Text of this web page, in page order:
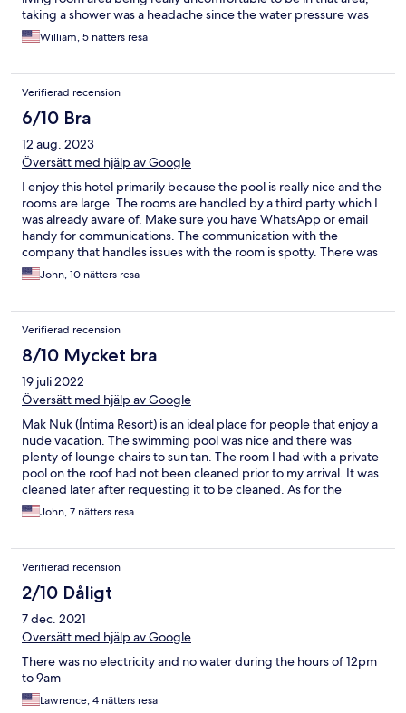
taking a shower was a headache since the water pressure was
very low or minimal the technician who checked it said that it
was a worn and obsolete mechanism and which was not fixed or
but not least important the cleaning was of very low quality
appliances quite rusty and outdated, in the end we chose to just
go to sleep there and not make use of the facilities for the
reasons mentioned.
William, 5 nätters resa
Verifierad recension
6/10 Bra
12 aug. 2023
Översätt med hjälp av Google
I enjoy this hotel primarily because the pool is really nice and the
rooms are large. The rooms are handled by a third party which I
was already aware of. Make sure you have WhatsApp or email
handy for communications. The communication with the
company that handles issues with the room is spotty. There was
an issue with the wifi, receiving wrong passwords. There was a
water shutoff one day, but it was corrected after several hours.
people that enjoy a clothing optional environment. The area
around the hotel has many good restaurants. There is a wine bar
around the corner and some good pizza places just down the
street. There are other little boutique shops and even an Oxxo
near by. Taxis are very expensive now. A simple ride around
town is like $200 pesos and to the beach is $400. You have to
negotiate the prices.
John, 10 nätters resa
Verifierad recension
8/10 Mycket bra
19 juli 2022
Översätt med hjälp av Google
Mak Nuk (Íntima Resort) is an ideal place for people that enjoy a
nude vacation. The swimming pool was nice and there was
plenty of lounge chairs to sun tan. The room I had with a private
pool on the roof had not been cleaned prior to my arrival. It was
cleaned later after requesting it to be cleaned. As for the
restaurant/pool bar. There was a very limited menu, and some
times there was no cook. The drinks at the bar were very good,
attentive, and in fact some guests left as the bartender/cook
was either in the kitchen or busy talking on their phone. I
remember five years ago, the restaurant had excellent food and
drinks. I was looking forward to that, but the restaurant fell
short. Overall, the hotel is good. Most rooms are to be booked
by private owners like Airbnb. So make sure you have
John, 7 nätters resa
Verifierad recension
2/10 Dåligt
7 dec. 2021
Översätt med hjälp av Google
There was no electricity and no water during the hours of 12pm
to 9am
Lawrence, 4 nätters resa